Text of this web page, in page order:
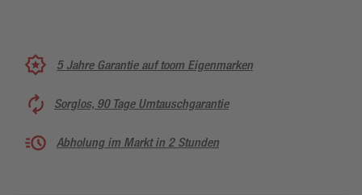
5 Jahre Garantie auf toom Eigenmarken
Sorglos, 90 Tage Umtauschgarantie
Abholung im Markt in 2 Stunden